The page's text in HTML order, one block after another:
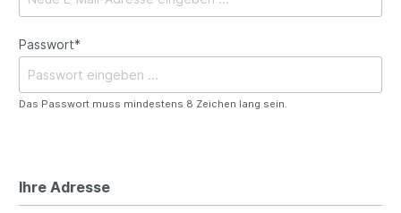
Passwort*
Das Passwort muss mindestens 8 Zeichen lang sein.
Ihre Adresse